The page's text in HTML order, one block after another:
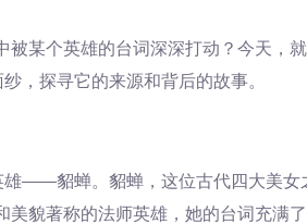
被某个英雄的台词深深打动？今天，
，探寻它的来源和背后的故事。
雄——貂蝉。貂蝉，这位古代四大美女
貌著称的法师英雄，她的台词充满了